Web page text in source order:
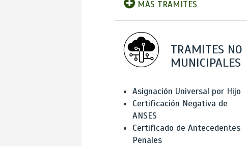
MÁS TRÁMITES
TRAMITES NO
MUNICIPALES
Asignación Universal por Hijo
Certificación Negativa de
ANSES
Certificado de Antecedentes
Penales